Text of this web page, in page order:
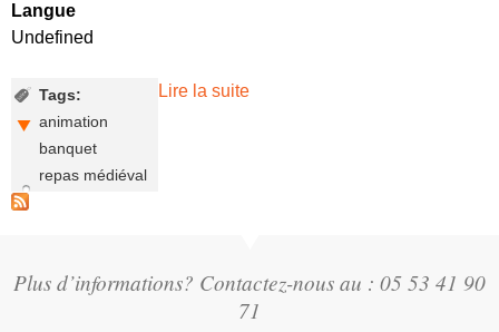
Langue
Undefined
Tags:
animation
banquet
repas médiéval
Lire la suite
Plus d’informations? Contactez-nous au : 05 53 41 90
71